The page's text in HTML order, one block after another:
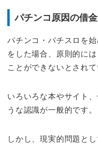
パチンコ原因の借
パチンコ・パチスロを
をした場合、原則的に
ことができないとされて
いろいろな本やサイト
うな認識が一般的です。
しかし、現実的問題と